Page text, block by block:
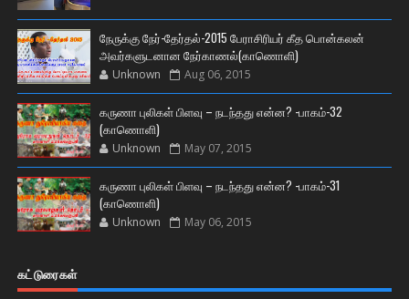
நேருக்கு நேர்-தேர்தல்-2015 பேராசிரியர் கீத பொன்கலன்
அவர்களுடனான நேர்காணல்(காணொளி)
Unknown Aug 06, 2015
கருணா புலிகள் பிளவு – நடந்தது என்ன? -பாகம்-32
(காணொளி)
Unknown May 07, 2015
கருணா புலிகள் பிளவு – நடந்தது என்ன? -பாகம்-31
(காணொளி)
Unknown May 06, 2015
கட்டுரைகள்